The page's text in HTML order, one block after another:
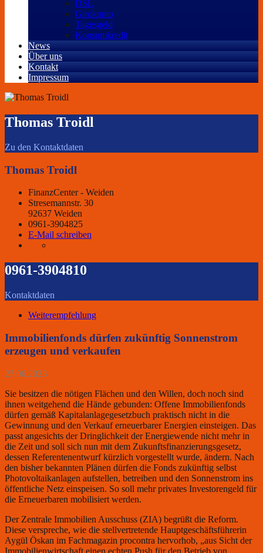
DSL
Girokonto
Tagesgeld
Konsumkredit
News
Über uns
Kontakt
Impressum
Thomas Troidl
Zu den Kontaktdaten
Thomas Troidl
FinanzCenter - Weiden
Stresemannstr. 30
92637 Weiden
0961-3904825
E-Mail schreiben
0961-3904810
Kontaktdaten
Weiterempfehlung
Immobilienfonds dürfen zukünftig Sonnenstrom
erzeugen und verkaufen
27.06.2023
Sie besitzen die nötigen Flächen und den Willen, doch noch sind
ihnen weitgehend die Hände gebunden: Offene Immobilienfonds
dürfen gemäß Kapitalanlagegesetzbuch praktisch nicht in die
Gewinnung und den Verkauf erneuerbarer Energien einsteigen. Das
passt angesichts der Dringlichkeit der Energiewende nicht mehr in
die Zeit und soll sich nun mit dem Zukunftsfinanzierungsgesetz,
dessen Referentenentwurf kürzlich vorgestellt wurde, ändern. Nach
den bisher bekannten Plänen dürfen die Fonds zukünftig selbst
Photovoltaikanlagen aufstellen, betreiben und den Sonnenstrom ins
öffentliche Netz einspeisen. So soll mehr privates Investorengeld für
die Erneuerbaren mobilisiert werden.
Der Zentrale Immobilien Ausschuss (ZIA) begrüßt die Reform.
Diese verspreche, wie die stellvertretende Hauptgeschäftsführerin
Aygül Öskan im Fachmagazin procontra hervorhob, „aus Sicht der
Immobilienwirtschaft einen echten Push für den Betrieb von